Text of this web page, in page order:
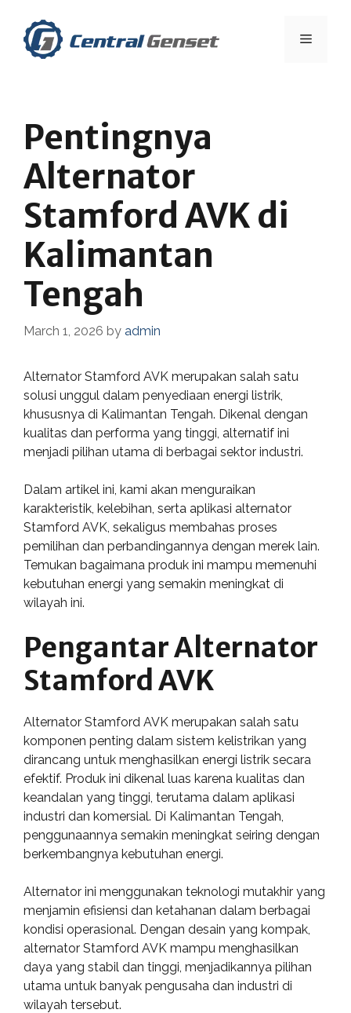
content
Menu
Pentingnya
Alternator
Stamford AVK di
Kalimantan
Tengah
March 1, 2026 by admin
Alternator Stamford AVK merupakan salah satu
solusi unggul dalam penyediaan energi listrik,
khususnya di Kalimantan Tengah. Dikenal dengan
kualitas dan performa yang tinggi, alternatif ini
menjadi pilihan utama di berbagai sektor industri.
Dalam artikel ini, kami akan menguraikan
karakteristik, kelebihan, serta aplikasi alternator
Stamford AVK, sekaligus membahas proses
pemilihan dan perbandingannya dengan merek lain.
Temukan bagaimana produk ini mampu memenuhi
kebutuhan energi yang semakin meningkat di
wilayah ini.
Pengantar Alternator
Stamford AVK
Alternator Stamford AVK merupakan salah satu
komponen penting dalam sistem kelistrikan yang
dirancang untuk menghasilkan energi listrik secara
efektif. Produk ini dikenal luas karena kualitas dan
keandalan yang tinggi, terutama dalam aplikasi
industri dan komersial. Di Kalimantan Tengah,
penggunaannya semakin meningkat seiring dengan
berkembangnya kebutuhan energi.
Alternator ini menggunakan teknologi mutakhir yang
menjamin efisiensi dan ketahanan dalam berbagai
kondisi operasional. Dengan desain yang kompak,
alternator Stamford AVK mampu menghasilkan
daya yang stabil dan tinggi, menjadikannya pilihan
utama untuk banyak pengusaha dan industri di
wilayah tersebut.